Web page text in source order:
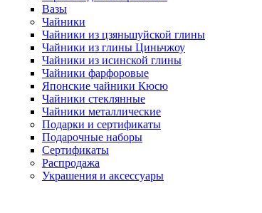
Вазы
Чайники
Чайники из цзяньшуйской глины
Чайники из глины Циньчжоу
Чайники из исинской глины
Чайники фарфоровые
Японские чайники Кюсю
Чайники стеклянные
Чайники металлические
Подарки и сертификаты
Подарочные наборы
Сертификаты
Распродажа
Украшения и аксессуары